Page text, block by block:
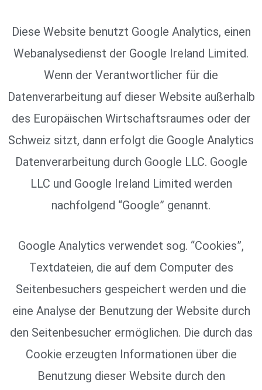
Diese Website benutzt Google Analytics, einen
Webanalysedienst der Google Ireland Limited.
Wenn der Verantwortlicher für die
Datenverarbeitung auf dieser Website außerhalb
des Europäischen Wirtschaftsraumes oder der
Schweiz sitzt, dann erfolgt die Google Analytics
Datenverarbeitung durch Google LLC. Google
LLC und Google Ireland Limited werden
nachfolgend “Google” genannt.
Google Analytics verwendet sog. “Cookies”,
Textdateien, die auf dem Computer des
Seitenbesuchers gespeichert werden und die
eine Analyse der Benutzung der Website durch
den Seitenbesucher ermöglichen. Die durch das
Cookie erzeugten Informationen über die
Benutzung dieser Website durch den